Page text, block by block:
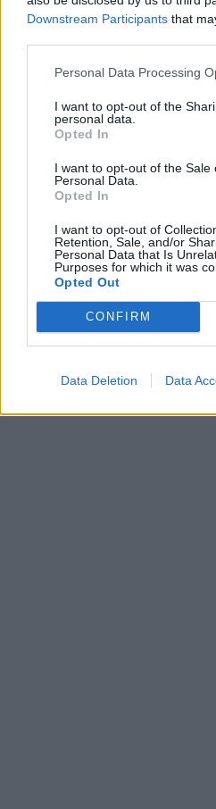
Downstream Participants that
Personal Data Processing
I want to opt-out of the
personal data.
Opted In
I want to opt-out of the Sale
Personal Data.
Opted In
I want to opt-out of
Retention, Sale, and/or
Personal Data that Is
Purposes for which it was
Opted Out
CONFIRM
Data Deletion Data